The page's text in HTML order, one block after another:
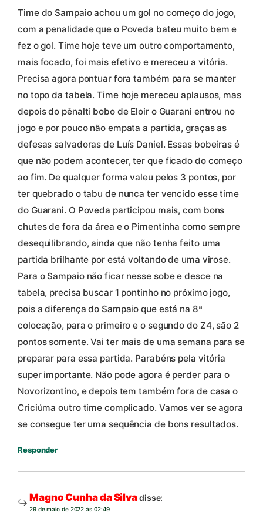
Time do Sampaio achou um gol no começo do jogo,
com a penalidade que o Poveda bateu muito bem e
fez o gol. Time hoje teve um outro comportamento,
mais focado, foi mais efetivo e mereceu a vitória.
Precisa agora pontuar fora também para se manter
no topo da tabela. Time hoje mereceu aplausos, mas
depois do pênalti bobo de Eloir o Guarani entrou no
jogo e por pouco não empata a partida, graças as
defesas salvadoras de Luís Daniel. Essas bobeiras é
que não podem acontecer, ter que ficado do começo
ao fim. De qualquer forma valeu pelos 3 pontos, por
ter quebrado o tabu de nunca ter vencido esse time
do Guarani. O Poveda participou mais, com bons
chutes de fora da área e o Pimentinha como sempre
desequilibrando, ainda que não tenha feito uma
partida brilhante por está voltando de uma virose.
Para o Sampaio não ficar nesse sobe e desce na
tabela, precisa buscar 1 pontinho no próximo jogo,
pois a diferença do Sampaio que está na 8ª
colocação, para o primeiro e o segundo do Z4, são 2
pontos somente. Vai ter mais de uma semana para se
preparar para essa partida. Parabéns pela vitória
super importante. Não pode agora é perder para o
Novorizontino, e depois tem também fora de casa o
Criciúma outro time complicado. Vamos ver se agora
se consegue ter uma sequência de bons resultados.
Responder
Magno Cunha da Silvadisse:
29 de maio de 2022 às 02:49